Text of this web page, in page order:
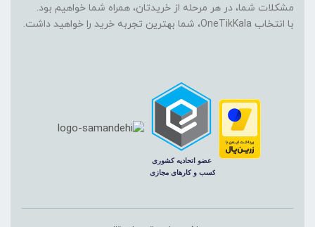
مشکلات شما، در هر مرحله از خریدتان، همراه شما خواهیم بود.
با انتخاب OneTikKala، شما بهترین تجربه خرید را خواهید داشت.